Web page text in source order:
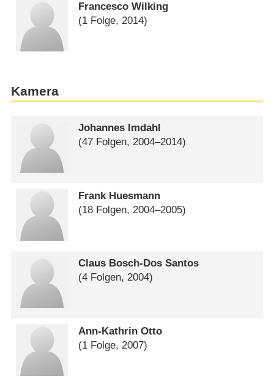
Francesco Wilking
(1 Folge, 2014)
Kamera
Johannes Imdahl
(47 Folgen, 2004⁠–⁠2014)
Frank Huesmann
(18 Folgen, 2004⁠–⁠2005)
Claus Bosch-Dos Santos
(4 Folgen, 2004)
Ann-Kathrin Otto
(1 Folge, 2007)